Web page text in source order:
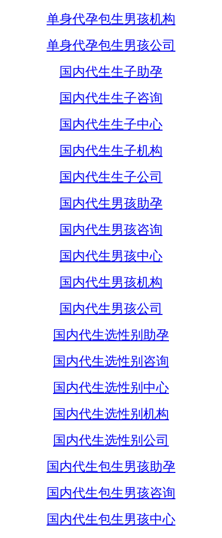
单身代孕包生男孩机构
单身代孕包生男孩公司
国内代生生子助孕
国内代生生子咨询
国内代生生子中心
国内代生生子机构
国内代生生子公司
国内代生男孩助孕
国内代生男孩咨询
国内代生男孩中心
国内代生男孩机构
国内代生男孩公司
国内代生选性别助孕
国内代生选性别咨询
国内代生选性别中心
国内代生选性别机构
国内代生选性别公司
国内代生包生男孩助孕
国内代生包生男孩咨询
国内代生包生男孩中心